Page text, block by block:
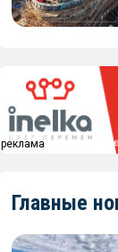
реклама
Главные